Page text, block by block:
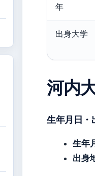
年
出身大学
河内
生年月日・
生年
出身